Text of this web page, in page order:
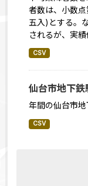
者数は、小数
五入)とする。
されるが、実
CSV
仙台市地下鉄
年間の仙台市
CSV